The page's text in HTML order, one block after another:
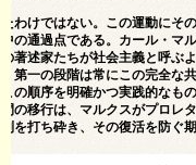
わけではない。この運動にそ
の通過点である。カール・マ
著述家たちが社会主義と呼ぶ
第一の段階は常にこの完全な
の順序を明確かつ実践的なも
の移行は、マルクスがプロレ
を打ち砕き、その復活を防ぐ期